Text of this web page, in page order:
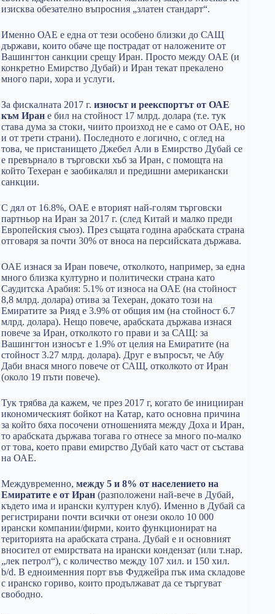
изисква обезателно въпросния „златен стандарт“.
Именно ОАЕ е една от тези особено близки до САЩ
държави, които обаче ще пострадат от наложените от
Вашингтон санкции срещу Иран. Просто между ОАЕ (и
конкретно Емирство Дубай) и Иран текат прекалено
много пари, хора и услуги.
За фискалната 2017 г. износът и реекспортът от ОАЕ
към Иран е бил на стойност 17 млрд. долара (т.е. тук
става дума за стоки, чиито произход не е само от ОАЕ, но
и от трети страни). Последното е логично, с оглед на
това, че пристанището Джебел Али в Емирство Дубай се
е превърнало в търговски хъб за Иран, с помощта на
който Техеран е заобикалял и предишни американски
санкции.
С дял от 16.8%, ОАЕ е вторият най-голям търговски
партньор на Иран за 2017 г. (след Китай и малко преди
Европейския съюз). През същата година арабската страна
отговаря за почти 30% от вноса на персийската държава.
ОАЕ изнася за Иран повече, отколкото, например, за една
много близка културно и политически страна като
Саудитска Арабия: 5.1% от износа на ОАЕ (на стойност
8,8 млрд. долара) отива за Техеран, докато този на
Емиратите за Рияд е 3.9% от общия им (на стойност 6.7
млрд. долара). Нещо повече, арабската държава изнася
повече за Иран, отколкото го прави и за САЩ: за
Вашингтон износът е 1.9% от целия на Емиратите (на
стойност 3.27 млрд. долара). Друг е въпросът, че Абу
Даби внася много повече от САЩ, отколкото от Иран
(около 19 пъти повече).
Тук трябва да кажем, че през 2017 г, когато бе иницииран
икономическият бойкот на Катар, като основна причина
за който бяха посочени отношенията между Доха и Иран,
то арабската държава тогава го отнесе за много по-малко
от това, което прави емирство Дубай като част от състава
на ОАЕ.
Междувременно, между 5 и 8% от населението на
Емиратите е от Иран (разположени най-вече в Дубай,
където има и ирански културен клуб). Именно в Дубай са
регистрирани почти всички от онези около 10 000
ирански компании/фирми, които функционират на
територията на арабската страна. Дубай е и основният
вносител от емирствата на ирански кондензат (или т.нар.
„лек петрол“), с количество между 107 хил. и 150 хил.
b/d. В едноименния порт във Фуджейра пък има складове
с иранско гориво, които продължават да се търгуват
свободно.